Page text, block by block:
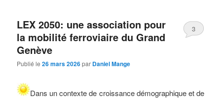
LEX 2050: une association pour
la mobilité ferroviaire du Grand
Genève
Publié le26 mars 2026par Daniel Mange
3
Dans un contexte de croissance démographique et de